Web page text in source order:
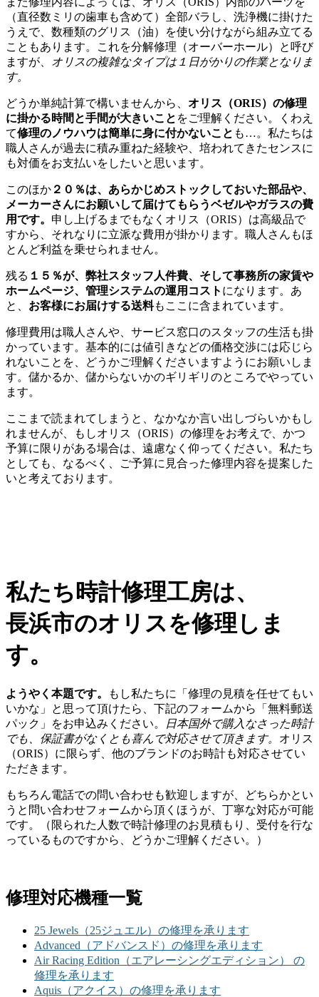
（直径数ミリの歯車も含めて）全部バラし、洗浄機に掛けた
うえで、数種類のグリス（油）を使い分けながら組み立てる
こともあります。これを分解修理（オーバーホール）と呼び
ますが、 オリスの複雑なタイプは１日がかりの作業となりま
す。
どうか単純計算で構いませんから、 オリス（ORIS）の修理
に掛かる時間と手間が大きいこと をご理解ください。くわえ
て修理のノウハウは簡単に身に付かないこと も…。私たちは
職人さんが過去に積み重ねた経験や、培われてきたセンスに
も対価をお支払いをしたいと思います。
このほか ２０％は、あらかじめストックしておいた部品や、
メーカーさんにお願いして届けてもらうベゼルやガラスの費
用です。 申し上げるまでもなくオリス（ORIS）は高級品で
すから、それなりに立派な費用が掛かります。職人さんもほ
とんど利益を乗せられません。
残る １５％が、弊社スタッフ人件費、そして事務所の家賃や
ホームページ、管理システムの運用コスト になります。あ
と、 お客様にお届けする送料もここに含まれています。
修理費用は職人さんや、サービス窓口のスタッフの生活も掛
かっています。基本的には値引きなどの価格交渉には応じら
れないことを、どうかご理解くださいますようにお願いしま
す。儲かるか、儲からないかのギリギリのところでやってい
ます。
ここまで読まれてしまうと、なかなか言い出しづらいかもし
れませんが、もしオリス（ORIS）の修理をお考えで、かつ
予算に限りがある場合は、遠慮なく仰ってください。私たち
としても、なるべく、ご予算に見合った修理内容を提案した
いと考えております。
私たち時計修理工房は、
長浜市のオリスを修理しま
す。
ようやく本題です。
もし私たちに「修理の見積を任せてもい
いかな」と思って頂けたら、下記のフォームから「無料郵送
パック」をお申込みください。
日本国外で購入なさった時計
でも、保証書がなくとも喜んで対応させて頂きます。 オリス
（ORIS）に限らず、他のブランドのお時計も対応させてい
ただきます。
もちろん電話での問い合わせも歓迎しますが、どちらかとい
うと問い合わせフォームから頂くほうが、丁寧な対応が可能
です。（限られた人数で時計修理のお見積もり、受付を行な
っているものですから、どうかご理解ください。）
修理対応機種一覧
25 Jewels（25ジュエル）の修理を承ります
Advanced（アドバンスド）の修理を承ります
Air Racing Edition（エアレーシングエディション） の
修理を承ります
Aquis（アクイス）の修理を承ります